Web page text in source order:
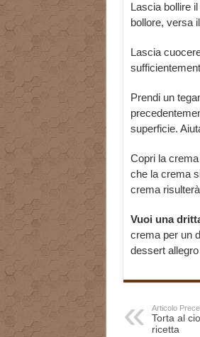
Lascia bollire
bollore, versa
Lascia
Prendi un
superficie.
Copri la
che la crema
crema
Vuoi una
crema per un
dessert
Articolo
Torta al
ricetta